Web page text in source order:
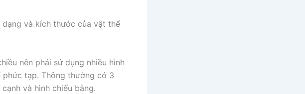
dạng và kích thước của vật thể
nên phải sử dụng nhiều hình
tạp. Thông thường có 3
và hình chiếu bằng.